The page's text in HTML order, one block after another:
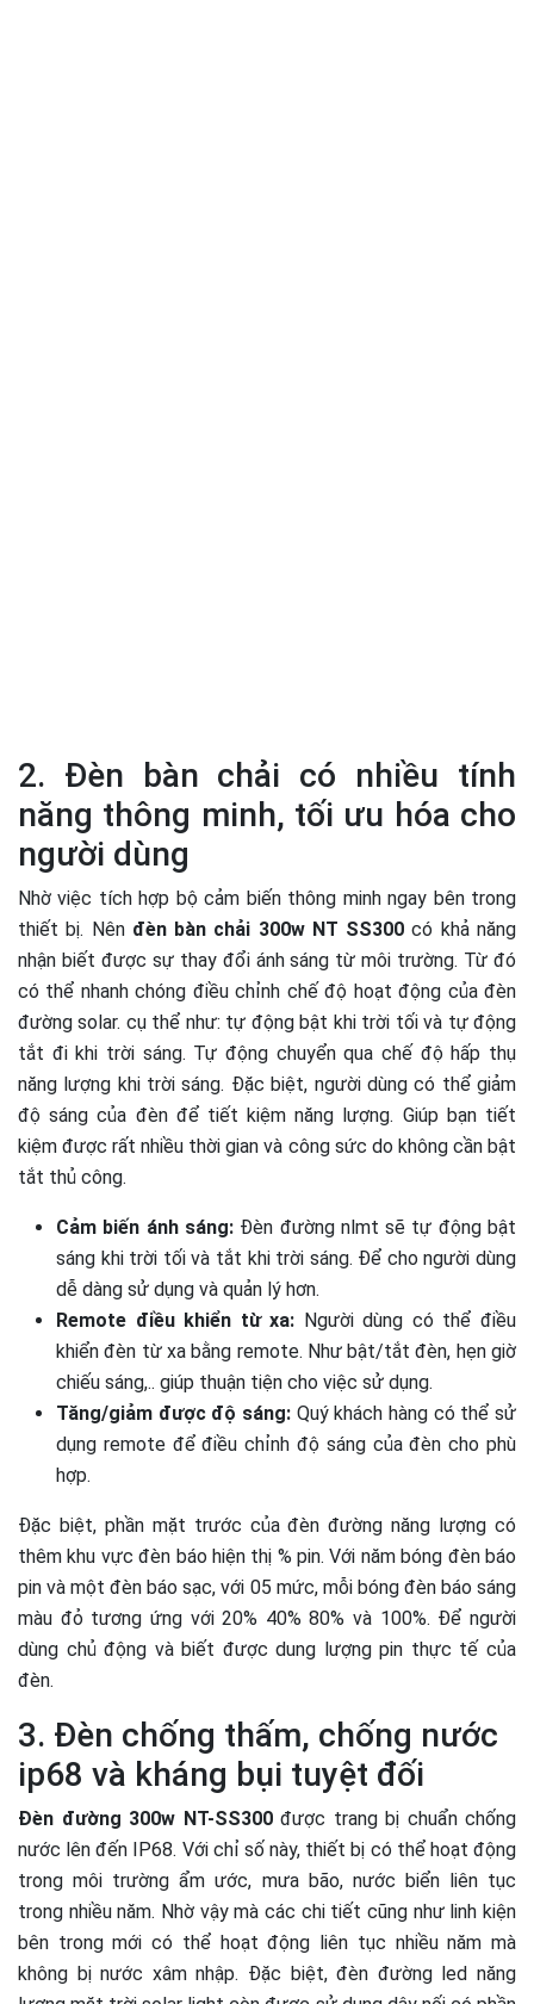
2. Đèn bàn chải có nhiều tính
năng thông minh, tối ưu hóa cho
người dùng
Nhờ việc tích hợp bộ cảm biến thông minh ngay bên trong
thiết bị. Nên đèn bàn chải 300w NT SS300 có khả năng
nhận biết được sự thay đổi ánh sáng từ môi trường. Từ đó
có thể nhanh chóng điều chỉnh chế độ hoạt động của đèn
đường solar. cụ thể như: tự động bật khi trời tối và tự động
tắt đi khi trời sáng. Tự động chuyển qua chế độ hấp thụ
năng lượng khi trời sáng. Đặc biệt, người dùng có thể giảm
độ sáng của đèn để tiết kiệm năng lượng. Giúp bạn tiết
kiệm được rất nhiều thời gian và công sức do không cần bật
tắt thủ công.
Cảm biến ánh sáng:Đèn đường nlmt sẽ tự động bật
sáng khi trời tối và tắt khi trời sáng. Để cho người dùng
dễ dàng sử dụng và quản lý hơn.
Remote điều khiển từ xa: Người dùng có thể điều
khiển đèn từ xa bằng remote. Như bật/tắt đèn, hẹn giờ
chiếu sáng,.. giúp thuận tiện cho việc sử dụng.
Tăng/giảm được độ sáng: Quý khách hàng có thể sử
dụng remote để điều chỉnh độ sáng của đèn cho phù
hợp.
Đặc biệt, phần mặt trước của đèn đường năng lượng có
thêm khu vực đèn báo hiện thị % pin. Với năm bóng đèn báo
pin và một đèn báo sạc, với 05 mức, mỗi bóng đèn báo sáng
màu đỏ tương ứng với 20% 40% 80% và 100%. Để người
dùng chủ động và biết được dung lượng pin thực tế của
đèn.
3. Đèn chống thấm, chống nước
ip68 và kháng bụi tuyệt đối
Đèn đường 300w NT-SS300được trang bị chuẩn chống
nước lên đến IP68. Với chỉ số này, thiết bị có thể hoạt động
trong môi trường ẩm ước, mưa bão, nước biển liên tục
trong nhiều năm. Nhờ vậy mà các chi tiết cũng như linh kiện
bên trong mới có thể hoạt động liên tục nhiều năm mà
không bị nước xâm nhập. Đặc biệt, đèn đường led năng